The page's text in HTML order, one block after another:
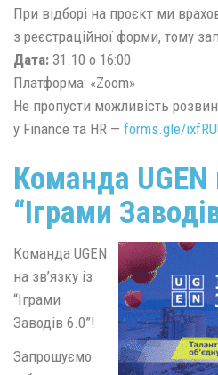
При відборі на проєкт ми
з реєстраційної форми, тому
Дата: 31.10 о 16:00
Платформа: «Zoom»
Не пропусти можливість
у Finance та HR — forms.gle/
Команда UGEN
“Іграми
Команда UGEN
на зв’язку із
“Іграми
Заводів 6.0”!
Запрошуємо